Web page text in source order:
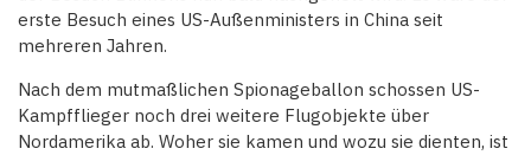
erste Besuch eines US-Außenministers in China seit
mehreren Jahren.
Nach dem mutmaßlichen Spionageballon schossen US-
Kampfflieger noch drei weitere Flugobjekte über
Nordamerika ab. Woher sie kamen und wozu sie dienten, ist